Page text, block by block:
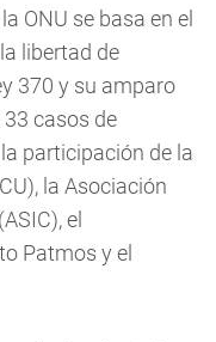
ONU se basa en el
libertad de
370 y su amparo
casos de
participación de la
la Asociación
el
Patmos y el